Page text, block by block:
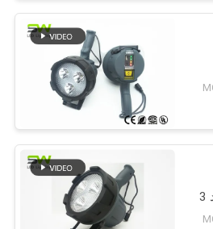
الأضواء العائمة اليد عقد 3